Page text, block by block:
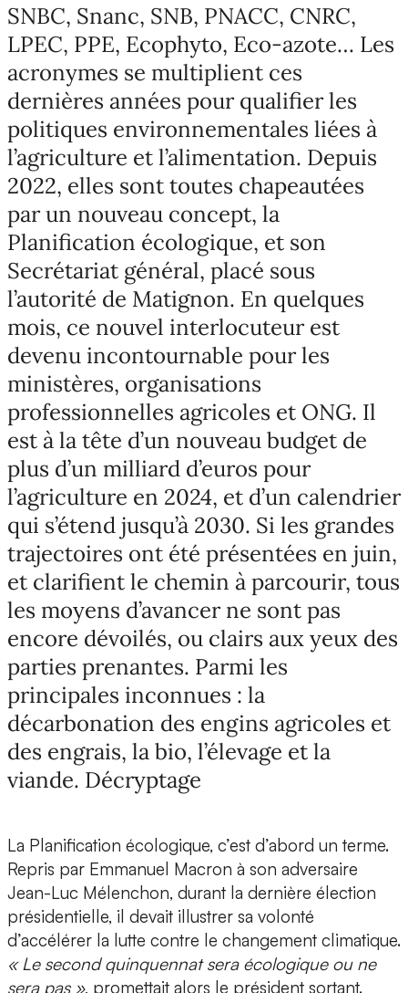
SNBC, Snanc, SNB, PNACC, CNRC,
LPEC, PPE, Ecophyto, Eco-azote… Les
acronymes se multiplient ces
dernières années pour qualifier les
politiques environnementales liées à
l’agriculture et l’alimentation. Depuis
2022, elles sont toutes chapeautées
par un nouveau concept, la
Planification écologique, et son
Secrétariat général, placé sous
l’autorité de Matignon. En quelques
mois, ce nouvel interlocuteur est
devenu incontournable pour les
ministères, organisations
professionnelles agricoles et ONG. Il
est à la tête d’un nouveau budget de
plus d’un milliard d’euros pour
l’agriculture en 2024, et d’un calendrier
qui s’étend jusqu’à 2030. Si les grandes
trajectoires ont été présentées en juin,
et clarifient le chemin à parcourir, tous
les moyens d’avancer ne sont pas
encore dévoilés, ou clairs aux yeux des
parties prenantes. Parmi les
principales inconnues : la
décarbonation des engins agricoles et
des engrais, la bio, l’élevage et la
viande. Décryptage
La Planification écologique, c’est d’abord un terme.
Repris par Emmanuel Macron à son adversaire
Jean-Luc Mélenchon, durant la dernière élection
présidentielle, il devait illustrer sa volonté
d’accélérer la lutte contre le changement climatique.
« Le second quinquennat sera écologique ou ne
sera pas », promettait alors le président sortant.